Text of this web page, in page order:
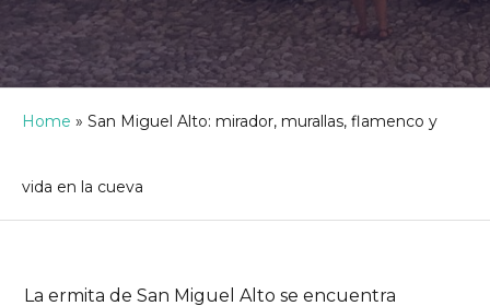
Home » San Miguel Alto: mirador, murallas, flamenco y
vida en la cueva
La ermita de San Miguel Alto se encuentra